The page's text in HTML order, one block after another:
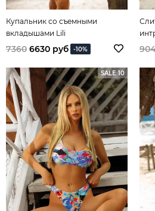
Купальник со съемными
вкладышами Lili
7360 6630 руб -10%
SALE 10